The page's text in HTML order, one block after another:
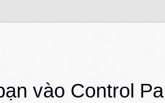
vào Control